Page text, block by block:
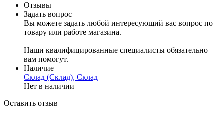
Отзывы
Задать вопрос
Вы можете задать любой интересующий вас вопрос по
товару или работе магазина.
Наши квалифицированные специалисты обязательно
вам помогут.
Наличие
Склад (Склад), Склад
Нет в наличии
Оставить отзыв